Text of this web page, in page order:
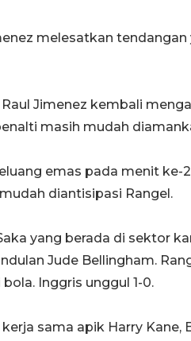
melesatkan
Jimenez kembali
masih mudah
emas pada menit ke-
diantisipasi Rangel.
yang berada di sektor
Jude Bellingham.
Inggris unggul 1-0.
sama apik Harry Kane,